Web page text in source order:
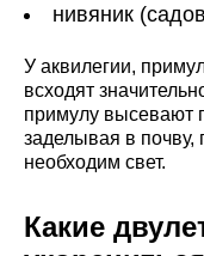
нивяник
У аквилегии,
всходят
примулу высевают
заделывая в почву,
необходим свет.
Какие